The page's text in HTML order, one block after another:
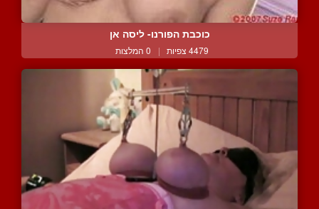
כוכבת הפורנו- ליסה אן
4479 צפיות | 0 המלצות